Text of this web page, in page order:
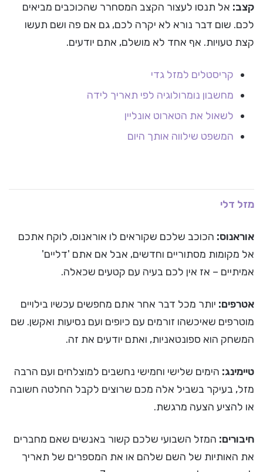
קצב: אל תנסו לעצור הקצב המסחרר שהכוכבים מביאים
לכם. שום דבר נורא לא יקרה לכם, גם אם פה ושם תעשו
קצת טעויות. אף אחד לא מושלם, אתם יודעים.
קריסטלים למזל גדי
מחשבון נומרולוגיה לפי תאריך לידה
לשאול את הטארוט אונליין
המשפט שילווה אותך היום
מזל דלי
אוראנוס: הכוכב שלכם שקוראים לו אוראנוס, לוקח אתכם
אל מקומות מסתוריים וחדשים, אבל אם אתם 'דליים'
אמיתיים – אז אין לכם בעיה עם קטעים שכאלה.
אטרפים: יותר מכל דבר אחר אתם מחפשים עכשיו בילויים
מוטרפים שאיכשהו זורמים עם כיופים ועם נסיעות ואקשן. שם
המשחק הוא ספונטאניות, ואתם יודעים את זה.
טיימינג: הימים שלישי וחמישי נחשבים למוצלחים ועם הרבה
מזל, בעיקר בשביל אלה מכם שרוצים לקבל החלטה חשובה
או להציע הצעה מרגשת.
חיבורים: המזל השבועי שלכם קשור באנשים שאם מחברים
את האותיות של השם שלהם או את המספרים של תאריך